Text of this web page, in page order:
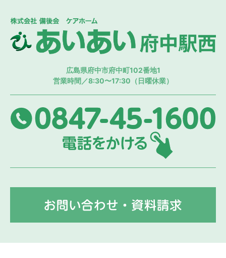
広島県府中市府中町102番地1
営業時間／8:30〜17:30（日曜休業）